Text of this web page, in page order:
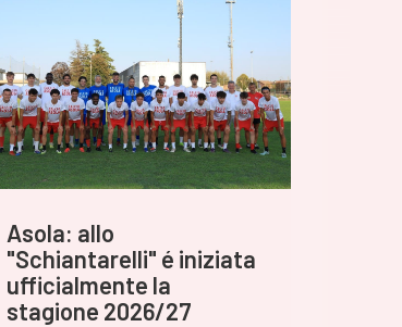
Asola: allo
"Schiantarelli" é iniziata
ufficialmente la
stagione 2026/27